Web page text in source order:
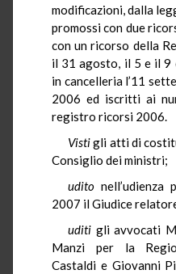
modificazioni, dalla
promossi con due
con un ricorso della
il 31 agosto, il 5 e il
in cancelleria l’11
2006 ed iscritti ai
registro ricorsi 2006.
Vistigli atti di
Consiglio dei ministri;
udito nell’udienza
2007 il Giudice
uditi gli avvocati
Manzi per la
Castaldi e Giovanni